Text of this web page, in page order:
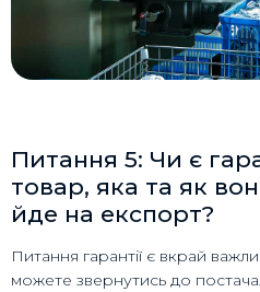
Питання 5: Чи є
товар, яка та як
йде на експорт?
Питання гарантії є вкрай
можете звернутись до